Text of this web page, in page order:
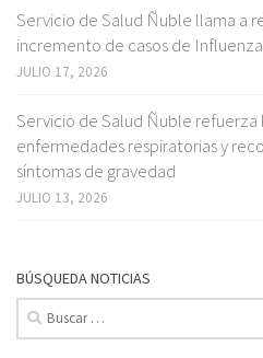
Servicio de Salud Ñuble llama a
incremento de casos de
JULIO 17, 2026
Servicio de Salud Ñuble
enfermedades respiratorias y
síntomas de gravedad
JULIO 13, 2026
BÚSQUEDA NOTICIAS
Buscar: